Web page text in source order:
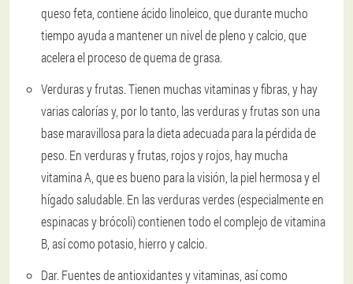
queso feta, contiene ácido linoleico, que durante mucho
tiempo ayuda a mantener un nivel de pleno y calcio, que
acelera el proceso de quema de grasa.
Verduras y frutas.Tienen muchas vitaminas y fibras, y hay
varias calorías y, por lo tanto, las verduras y frutas son una
base maravillosa para la dieta adecuada para la pérdida de
peso. En verduras y frutas, rojos y rojos, hay mucha
vitamina A, que es bueno para la visión, la piel hermosa y el
hígado saludable. En las verduras verdes (especialmente en
espinacas y brócoli) contienen todo el complejo de vitamina
B, así como potasio, hierro y calcio.
Dar. Fuentes de antioxidantes y vitaminas, así como